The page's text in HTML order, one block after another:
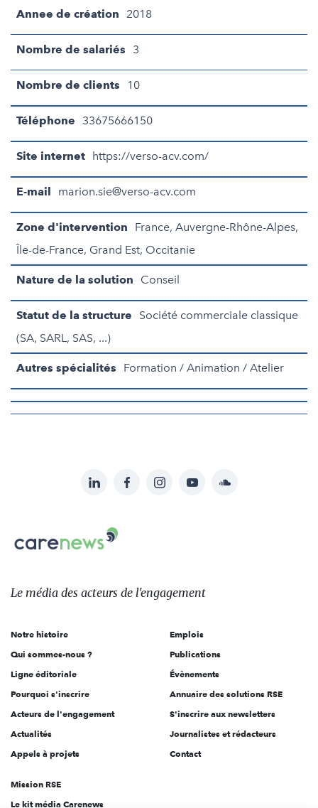
Annee de création 2018
Nombre de salariés 3
Nombre de clients 10
Téléphone 33675666150
Site internet https://verso-acv.com/
E-mail marion.sie@verso-acv.com
Zone d'intervention
France, Auvergne-Rhône-Alpes,
Île-de-France, Grand Est, Occitanie
Nature de la solution Conseil
Statut de la structure
Société commerciale classique
(SA, SARL, SAS, ...)
Autres spécialités Formation / Animation / Atelier
sur:
LinkedInFacebookInstagramYouTubeSoundcloud
Carenews,
Le
des
l'engagement
Le média des acteurs de l'engagement
Notre histoire
Qui sommes-nous ?
Ligne éditoriale
Pourquoi s'inscrire
Acteurs de l'engagement
Actualités
Appels à projets
Emplois
Publications
Évènements
Annuaire des solutions RSE
S'inscrire aux newsletters
Journalistes et rédacteurs
Contact
Mission RSE
Le kit média Carenews